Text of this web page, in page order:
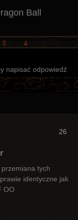
Ball
3
4
napisać odpowiedź
26
tych
identyczne jak
OO